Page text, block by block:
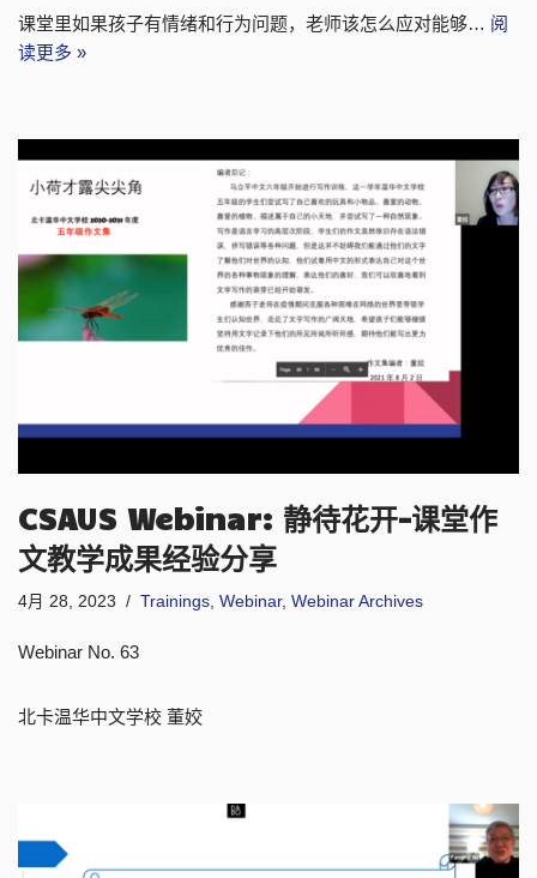
课堂里如果孩子有情绪和行为问题，老师该怎么应对能够… 阅
读更多 »
CSAUS Webinar: 静待花开-课堂作
文教学成果经验分享
4月 28, 2023 Trainings Webinar, Webinar Archives
Webinar No. 63
北卡温华中文学校 董姣